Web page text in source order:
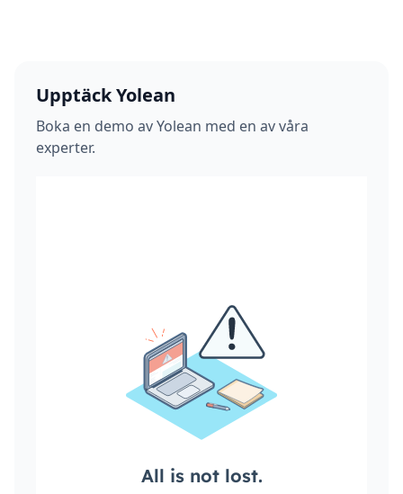
Upptäck Yolean
Boka en demo av Yolean med en av våra
experter.